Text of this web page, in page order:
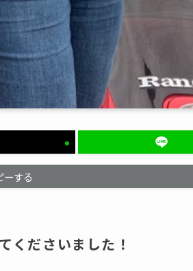
ーする
くださいました！